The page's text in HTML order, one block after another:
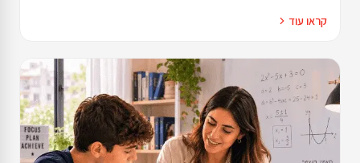
קראו עוד